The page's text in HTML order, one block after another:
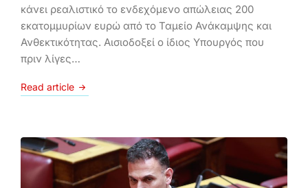
κάνει ρεαλιστικό το ενδεχόμενο απώλειας 200
εκατομμυρίων ευρώ από το Ταμείο Ανάκαμψης και
Ανθεκτικότητας. Αισιοδοξεί ο ίδιος Υπουργός που
πριν λίγες…
Read article